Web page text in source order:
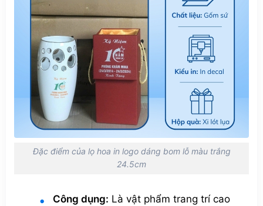
Đặc điểm của lọ hoa in logo dáng bom lỗ màu trắng
24.5cm
Công dụng: Là vật phẩm trang trí cao